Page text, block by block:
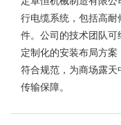
行电缆系统，包括高
件。公司的技术团队
定制化的安装布局方
符合规范，为商场露
传输保障。